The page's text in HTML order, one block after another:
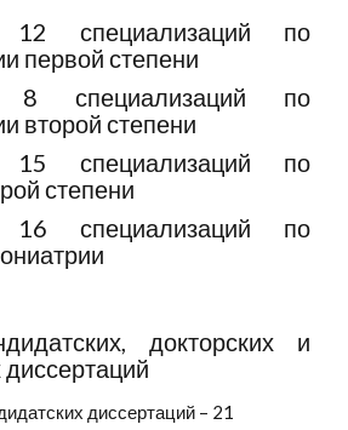
12 специализаций по
первой степени
8 специализаций по
второй степени
15 специализаций по
степени
16 специализаций по
докторских и
диссертаций – 21